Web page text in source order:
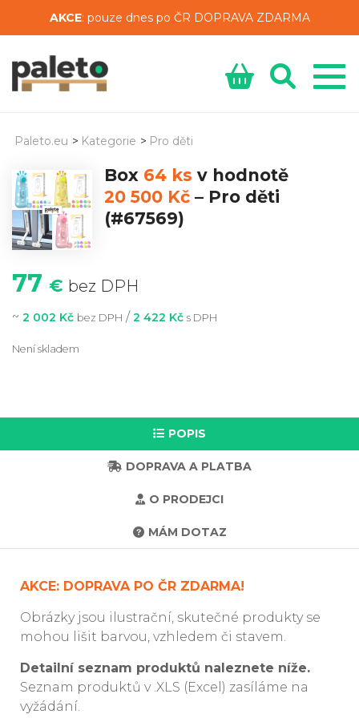
AKCE: pouze dnes po ČR DOPRAVA ZDARMA
Paleto.eu > Kategorie > Pro děti
Box 64 ks v hodnotě
20 500 Kč – Pro děti
(#67569)
77 € bez DPH
~ 2 002 Kč bez DPH / 2 422 Kč s DPH
Není skladem
POPIS
DOPRAVA A PLATBA
O PRODEJCI
MÁM DOTAZ
AKCE: DOPRAVA PO ČR ZDARMA!
Obrázky jsou ilustrační, skutečné produkty se
mohou lišit barvou, vzhledem či stavem.
Detailní seznam produktů naleznete níže.
Seznam produktů v .XLS (Excel) zasíláme na
vyžádání.